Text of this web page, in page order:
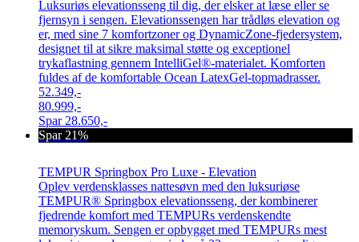
Luksuriøs elevationsseng til dig, der elsker at læse eller se
fjernsyn i sengen. Elevationssengen har trådløs elevation og
er, med sine 7 komfortzoner og DynamicZone-fjedersystem,
designet til at sikre maksimal støtte og exceptionel
trykaflastning gennem IntelliGel®-materialet. Komforten
fuldes af de komfortable Ocean LatexGel-topmadrasser.
52.349,-
80.999,-
Spar 28.650,-
Spar 21%
TEMPUR Springbox Pro Luxe - Elevation
Oplev verdensklasses nattesøvn med den luksuriøse
TEMPUR® Springbox elevationsseng, der kombinerer
fjedrende komfort med TEMPURs verdenskendte
memoryskum. Sengen er opbygget med TEMPURs mest